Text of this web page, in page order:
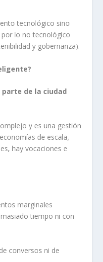
tecnológico sino
lo no tecnológico
y gobernanza).
de la ciudad
y es una gestión
de escala,
hay vocaciones e
marginales
tiempo ni con
conversos ni de